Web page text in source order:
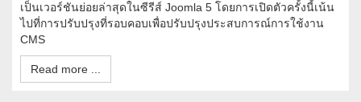
เป็นเวอร์ชันย่อยล่าสุดในซีรีส์ Joomla 5 โดยการเปิดตัวครั้งนี้เน้น
ไปที่การปรับปรุงที่รอบคอบเพื่อปรับปรุงประสบการณ์การใช้งาน
CMS
Read more ...